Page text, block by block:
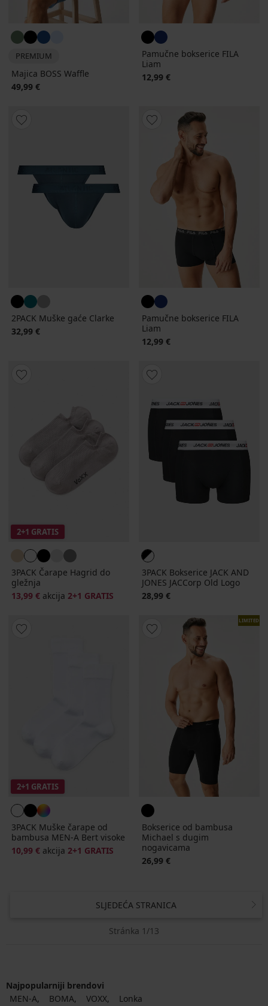
PREMIUM
Majica BOSS Waffle
49,99 €
Pamučne bokserice FILA
Liam
12,99 €
2PACK Muške gaće Clarke
32,99 €
Pamučne bokserice FILA
Liam
12,99 €
2+1 GRATIS
3PACK Čarape Hagrid do
gležnja
13,99 € akcija 2+1 GRATIS
3PACK Bokserice JACK AND
JONES JACCorp Old Logo
28,99 €
2+1 GRATIS
3PACK Muške čarape od
bambusa MEN-A Bert visoke
10,99 € akcija 2+1 GRATIS
LIMITED
Bokserice od bambusa
Michael s dugim
nogavicama
26,99 €
SLJEDEĆA STRANICA
Stránka 1/13
Najpopularniji brendovi
MEN-A
BOMA VOXX Lonka